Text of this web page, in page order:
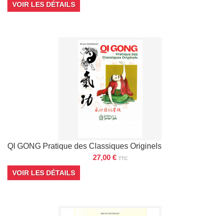
VOIR LES DÉTAILS
QI GONG Pratique des Classiques Originels
27,00 € TTC
VOIR LES DÉTAILS